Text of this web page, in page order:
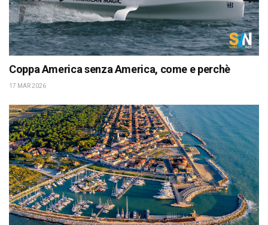
Coppa America senza America, come e perchè
17 MAR 2026